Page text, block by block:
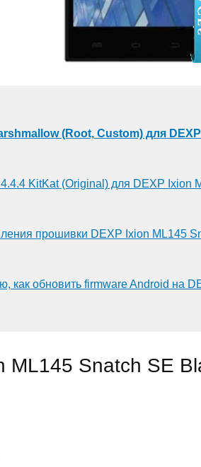
(Root, Custom) для
KitKat (Original) для DEXP Ixion
прошивки DEXP Ixion ML145
как обновить firmware Android на
Snatch SE